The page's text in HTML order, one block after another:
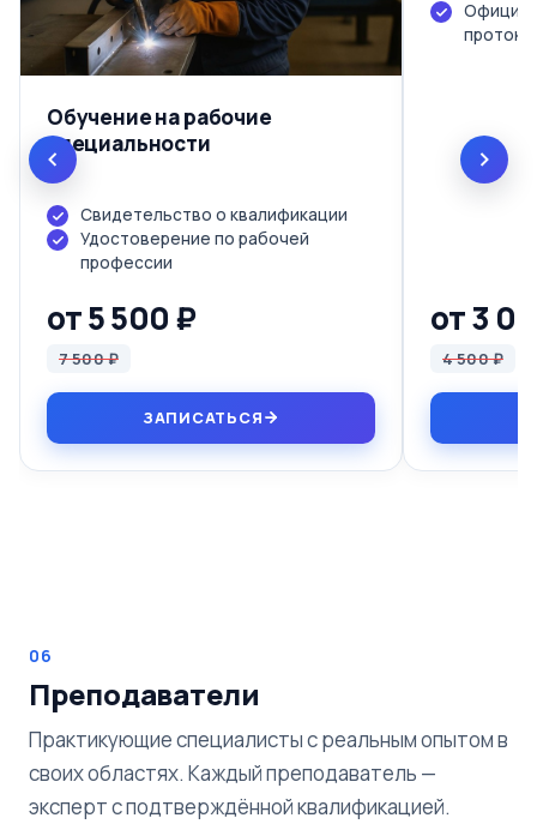
Обучение на рабочие
специальности
Свидетельство о квалификации
Удостоверение по рабочей
профессии
от 5 500 ₽
7 500 ₽
ЗАПИСАТЬСЯ
от 3
4 500 ₽
06
Преподаватели
Практикующие специалисты с реальным опытом в
своих областях. Каждый преподаватель —
эксперт с подтверждённой квалификацией.